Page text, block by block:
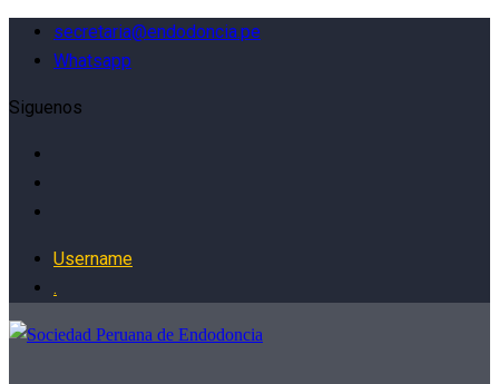
secretaria@endodoncia.pe
Whatsapp
Siguenos
Username
.